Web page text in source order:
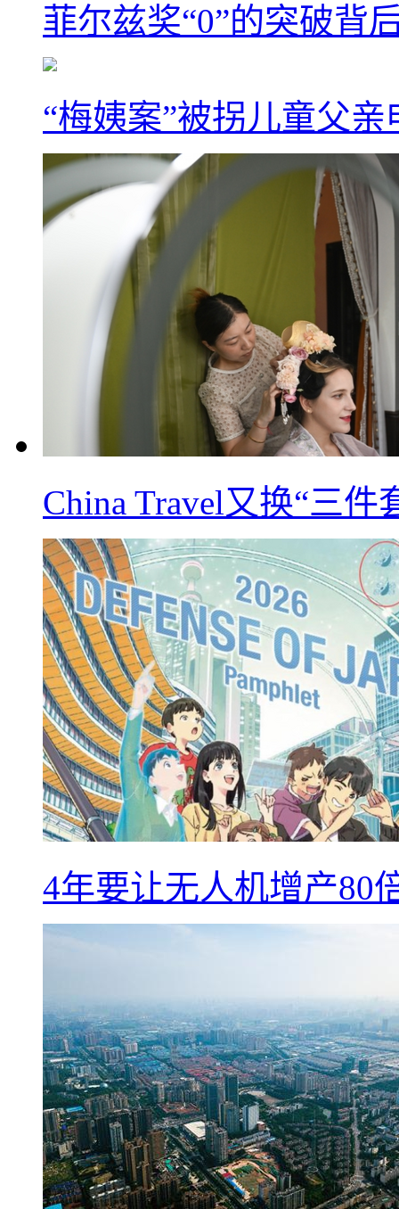
菲尔兹奖“0”的突破背
“梅姨案”被拐儿童父
China Travel又换“三
4年要让无人机增产80